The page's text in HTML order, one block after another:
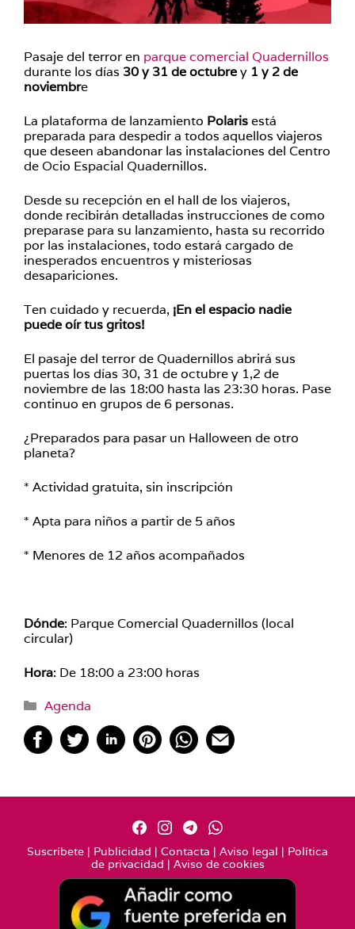
Pasaje del terror en parque comercial Quadernillos
durante los días 30 y 31 de octubrey 1 y 2 de
noviembre
La plataforma de lanzamiento Polarisestá
preparada para despedir a todos aquellos viajeros
que deseen abandonar las instalaciones del Centro
de Ocio Espacial Quadernillos.
Desde su recepción en el hall de los viajeros,
donde recibirán detalladas instrucciones de como
preparase para su lanzamiento, hasta su recorrido
por las instalaciones, todo estará cargado de
inesperados encuentros y misteriosas
desapariciones.
Ten cuidado y recuerda, ¡En el espacio nadie
puede oír tus gritos!
El pasaje del terror de Quadernillos abrirá sus
puertas los días 30, 31 de octubre y 1,2 de
noviembre de las 18:00 hasta las 23:30 horas. Pase
continuo en grupos de 6 personas.
¿Preparados para pasar un Halloween de otro
planeta?
* Actividad gratuita, sin inscripción
* Apta para niños a partir de 5 años
* Menores de 12 años acompañados
Dónde: Parque Comercial Quadernillos (local
circular)
Hora: De 18:00 a 23:00 horas
Categorías
Agenda
Suscríbete | Publicidad | Contacta | Aviso legal | Política
de privacidad | Aviso de cookies